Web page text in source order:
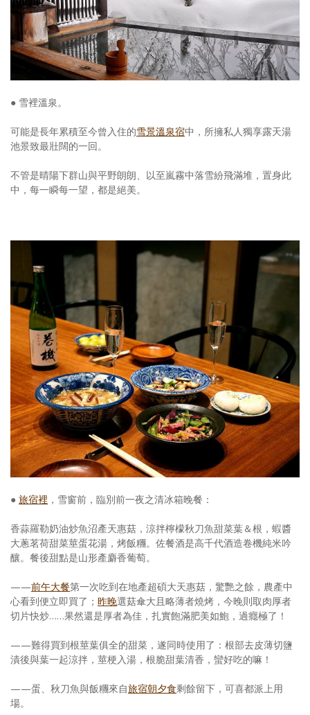
● 雪裡溫泉。
可能是長年累積至今曾入住的雪景溫泉宿中，所擁私人獨享露天湯
池景致最壯闊的一回。
不管是晴陽下群山與平野朗朗、以至嵐霧中落雪紛飛滿堆，置身此
中，每一瞬每一望，都是絕美。
● 旅宿裡 ，雪窗前，臨別前一夜之清冰箱晚餐：
香蒜羅勒奶油炒魚沼產天惠菇，涼拌檸檬秋刀魚甜菜葉＆根，蝦醬
大蔥茗荷甜菜莖蛋花湯，烤飯糰。佐餐酒是高千代酒造卷機純米吟
釀。餐後甜點是山形產麝香葡萄。
——前午大餐第一次吃到在地產超碩大天惠菇，驚艷之餘，農產中
心看到便立即買了； 昨晚選菇傘大且略薄者燒烤，今晚則取肉厚者
切片快炒……果然還是厚者為佳，扎實飽滿肥美如鮑，過癮極了！
——難得買到根莖葉俱全的甜菜，遂同時使用了：根部去皮薄切鹽
漬後與葉一起涼拌，莖梗入湯，根脆甜葉清香，蠻好吃的嘛！
——蛋、秋刀魚與飯糰來自旅宿朝夕食剩餘留下，可喜都派上用
場。